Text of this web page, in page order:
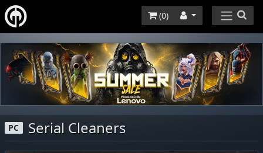
(0)
PC Serial Cleaners